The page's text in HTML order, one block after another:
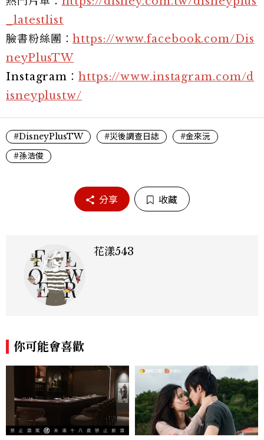
_latestlist
臉書粉絲團：https://www.facebook.com/Dis
neyPlusTW
Instagram：https://www.instagram.com/d
isneyplustw/
#DisneyPlusTW #災後調查日誌
#金來沅
#孫浩俊
分享 收藏
花漾543
你可能會喜歡